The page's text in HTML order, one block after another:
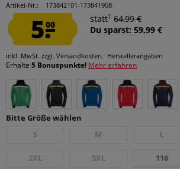
Artikel-Nr.:
173842101-173841908
5.00
statt1 64,99 €
Du sparst: 59,99 €
inkl. MwSt. zzgl. Versandkosten. Herstellerangaben
Erhalte 5 Bonuspunkte! Mehr erfahren
Bitte Größe wählen
S
M L
2XL 3XL 116